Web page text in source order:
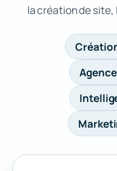
la création de site,